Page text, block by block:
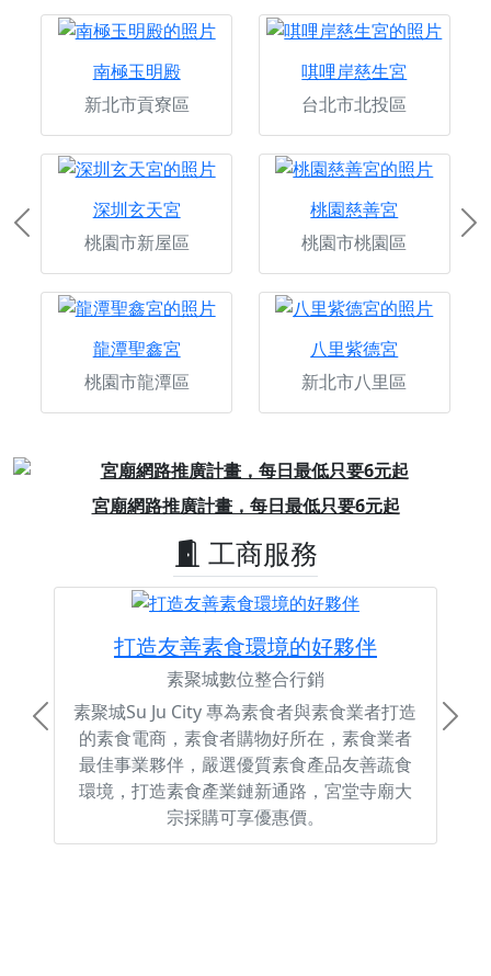
南極玉明殿
新北市貢寮區
唭哩岸慈生宮
台北市北投區
深圳玄天宮
桃園市新屋區
桃園慈善宮
桃園市桃園區
龍潭聖鑫宮
桃園市龍潭區
八里紫德宮
新北市八里區
Previous
宮廟網路推廣計畫，每日最低只要6元起
Previous
工商服務
打造友善素食環境的好夥伴
素聚城數位整合行銷
素聚城Su Ju City 專為素食者與素食業者打造
的素食電商，素食者購物好所在，素食業者
最佳事業夥伴，嚴選優質素食產品友善蔬食
環境，打造素食產業鏈新通路，宮堂寺廟大
宗採購可享優惠價。
Previous Next